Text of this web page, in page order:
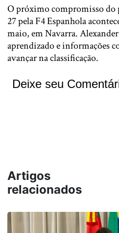
O próximo compromisso
27 pela F4 Espanhola
maio, em Navarra.
aprendizado e informações
avançar na classificação.
Deixe seu
Artigos
relacionados